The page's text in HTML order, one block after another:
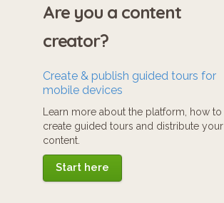
Are you a content
creator?
Create & publish guided tours for
mobile devices
Learn more about the platform, how to
create guided tours and distribute your
content.
Start here